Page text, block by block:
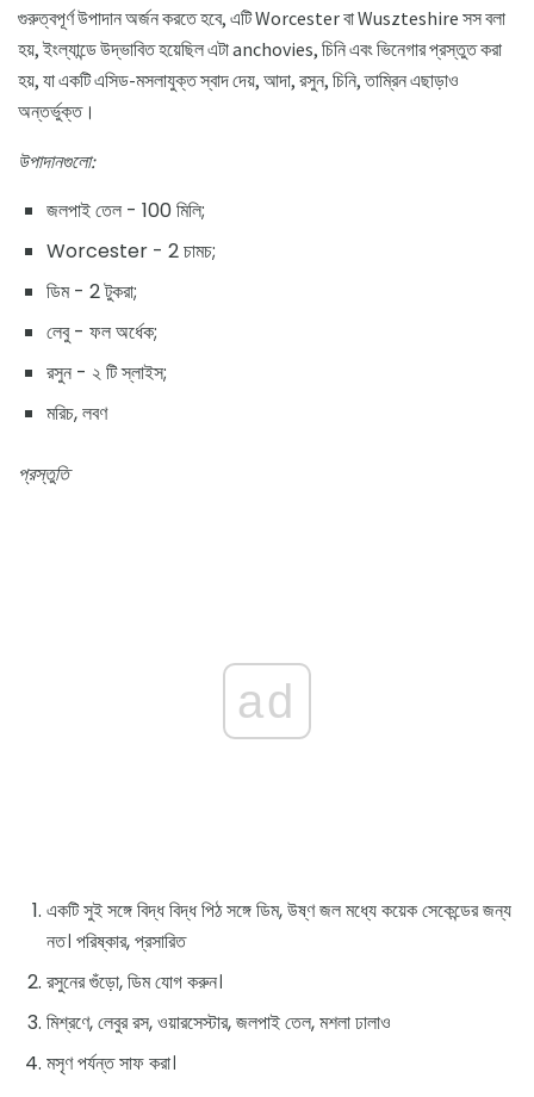
গুরুত্বপূর্ণ উপাদান অর্জন করতে হবে, এটি Worcester বা Wuszteshire সস বলা
হয়, ইংল্যান্ডে উদ্ভাবিত হয়েছিল এটা anchovies, চিনি এবং ভিনেগার প্রস্তুত করা
হয়, যা একটি এসিড-মসলাযুক্ত স্বাদ দেয়, আদা, রসুন, চিনি, তাম্রিন এছাড়াও
অন্তর্ভুক্ত।
উপাদানগুলো:
জলপাই তেল - 100 মিলি;
Worcester - 2 চামচ;
ডিম - 2 টুকরা;
লেবু - ফল অর্ধেক;
রসুন - ২ টি স্লাইস;
মরিচ, লবণ
প্রস্তুতি
ad
একটি সুই সঙ্গে বিদ্ধ বিদ্ধ পিঠ সঙ্গে ডিম, উষ্ণ জল মধ্যে কয়েক সেকেন্ডের জন্য
নত। পরিষ্কার, প্রসারিত
রসুনের গুঁড়ো, ডিম যোগ করুন।
মিশ্রণে, লেবুর রস, ওয়ারসেস্টার, জলপাই তেল, মশলা ঢালাও
মসৃণ পর্যন্ত সাফ করা।